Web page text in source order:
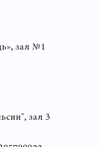
зал №1
зал 3